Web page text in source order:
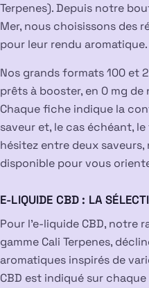
Terpenes). Depuis notre
Mer, nous choisissons des
pour leur rendu aromatique.
Nos grands formats 100 et
prêts à booster, en 0 mg
Chaque fiche indique la
saveur et, le cas échéant, le
hésitez entre deux
disponible pour vous
E-LIQUIDE CBD : LA
Pour l’e-liquide CBD, notre
gamme Cali Terpenes,
aromatiques inspirés de
CBD est indiqué sur